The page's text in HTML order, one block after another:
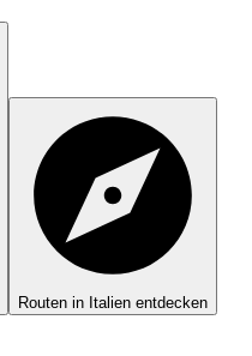
Routen in Italien entdecken